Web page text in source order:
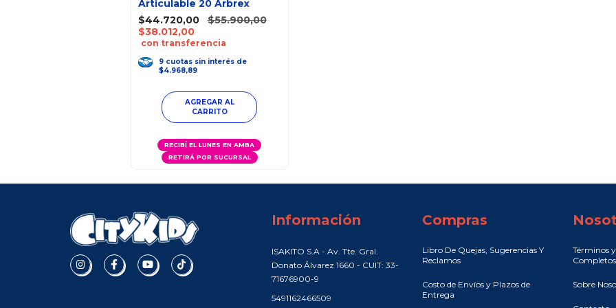
Articulable 20 Arbrex
$44.720,00
$55.900,00
$38.012,00
con transferencia
9 cuotas sin interés de
$4.968,89
RECIBÍ EL LUNES EN AMBA
RETIRÁ POR SUCURSAL
Información
ISAKITO S.A - Av. Tte. Gral.
Donato Álvarez 1660 - CUIT: 33-
71676900-9
5491162466509
Compras
Libro De Quejas, Sugerencias Y
Reclamos
Costo de Envíos y Plazos de
Entrega
Términos
Sobre